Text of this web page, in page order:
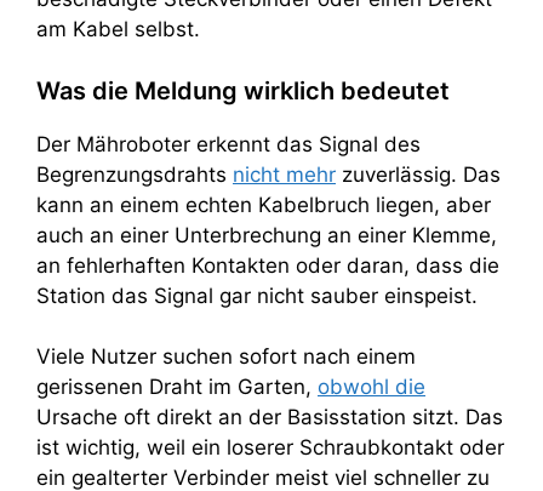
am Kabel selbst.
Was die Meldung wirklich bedeutet
Der Mähroboter erkennt das Signal des
Begrenzungsdrahts nicht mehr zuverlässig. Das
kann an einem echten Kabelbruch liegen, aber
auch an einer Unterbrechung an einer Klemme,
an fehlerhaften Kontakten oder daran, dass die
Station das Signal gar nicht sauber einspeist.
Viele Nutzer suchen sofort nach einem
gerissenen Draht im Garten, obwohl die
Ursache oft direkt an der Basisstation sitzt. Das
ist wichtig, weil ein loserer Schraubkontakt oder
ein gealterter Verbinder meist viel schneller zu